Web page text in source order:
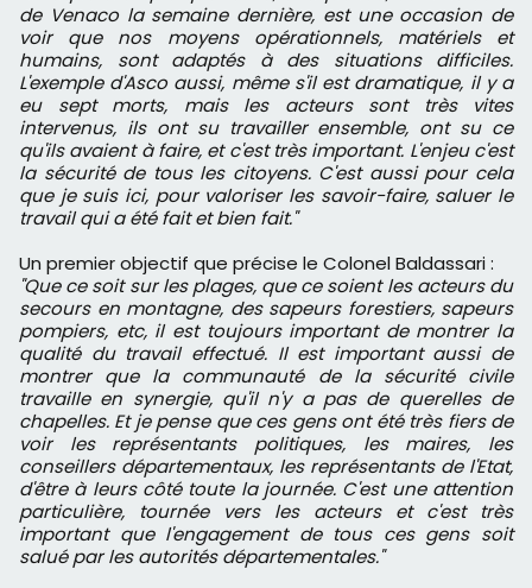
de Venaco la semaine dernière, est une occasion de
voir que nos moyens opérationnels, matériels et
humains, sont adaptés à des situations difficiles.
L'exemple d'Asco aussi, même s'il est dramatique, il y a
eu sept morts, mais les acteurs sont très vites
intervenus, ils ont su travailler ensemble, ont su ce
qu'ils avaient à faire, et c'est très important. L'enjeu c'est
la sécurité de tous les citoyens. C'est aussi pour cela
que je suis ici, pour valoriser les savoir-faire, saluer le
travail qui a été fait et bien fait."
Un premier objectif que précise le Colonel Baldassari :
"Que ce soit sur les plages, que ce soient les acteurs du
secours en montagne, des sapeurs forestiers, sapeurs
pompiers, etc, il est toujours important de montrer la
qualité du travail effectué. Il est important aussi de
montrer que la communauté de la sécurité civile
travaille en synergie, qu'il n'y a pas de querelles de
chapelles. Et je pense que ces gens ont été très fiers de
voir les représentants politiques, les maires, les
conseillers départementaux, les représentants de l'Etat,
d'être à leurs côté toute la journée. C'est une attention
particulière, tournée vers les acteurs et c'est très
important que l'engagement de tous ces gens soit
salué par les autorités départementales."